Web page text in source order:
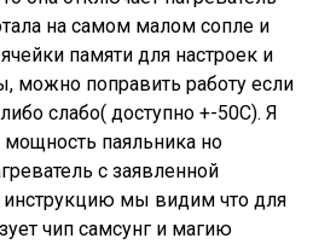
на самом малом сопле и
памяти для настроек и
можно поправить работу если
слабо( доступно +-50С). Я
паяльника но
с заявленной
мы видим что для
чип самсунг и магию